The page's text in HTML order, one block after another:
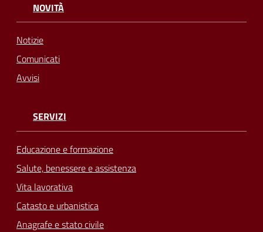
NOVITÀ
Notizie
Comunicati
Avvisi
SERVIZI
Educazione e formazione
Salute, benessere e assistenza
Vita lavorativa
Catasto e urbanistica
Anagrafe e stato civile